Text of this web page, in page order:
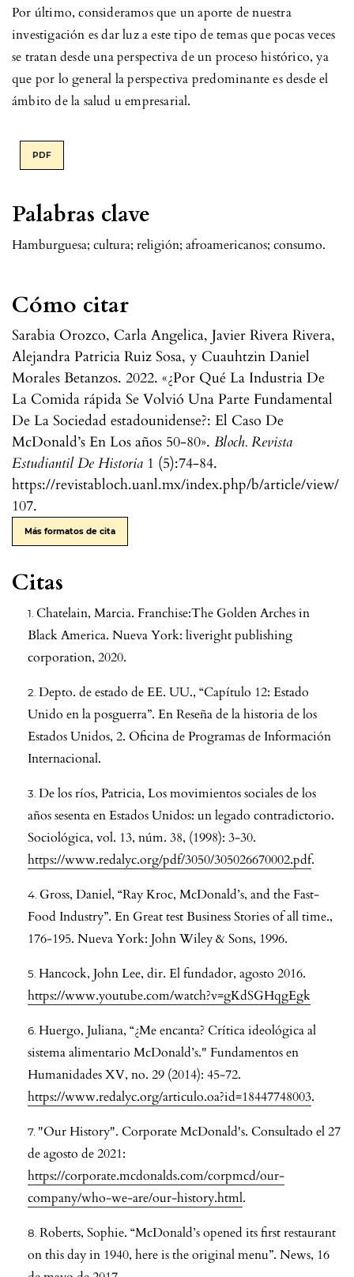
Palabras clave
Hamburguesa; cultura; religión; afroamericanos; consumo.
Cómo citar
Sarabia Orozco, Carla Angelica, Javier Rivera Rivera,
Alejandra Patricia Ruiz Sosa, y Cuauhtzin Daniel
Morales Betanzos. 2022. «¿Por Qué La Industria De
La Comida rápida Se Volvió Una Parte Fundamental
De La Sociedad estadounidense?: El Caso De
McDonald’s En Los años 50-80». Bloch. Revista
Estudiantil De Historia 1 (5):74-84.
https://revistabloch.uanl.mx/index.php/b/article/view/
107.
Más formatos de cita
Por último, consideramos que un aporte de nuestra
investigación es dar luz a este tipo de temas que pocas veces
se tratan desde una perspectiva de un proceso histórico, ya
que por lo general la perspectiva predominante es desde el
ámbito de la salud u empresarial.
PDF
Citas
Chatelain, Marcia. Franchise:The Golden Arches in
Black America. Nueva York: liveright publishing
corporation, 2020.
Depto. de estado de EE. UU., “Capítulo 12: Estado
Unido en la posguerra”. En Reseña de la historia de los
Estados Unidos, 2. Oficina de Programas de Información
Internacional.
De los ríos, Patricia, Los movimientos sociales de los
años sesenta en Estados Unidos: un legado contradictorio.
Sociológica, vol. 13, núm. 38, (1998): 3-30.
https://www.redalyc.org/pdf/3050/305026670002.pdf.
Gross, Daniel, “Ray Kroc, McDonald’s, and the Fast-
Food Industry”. En Great test Business Stories of all time.,
176-195. Nueva York: John Wiley & Sons, 1996.
Hancock, John Lee, dir. El fundador, agosto 2016.
https://www.youtube.com/watch?v=gKdSGHqgEgk
Huergo, Juliana, “¿Me encanta? Crítica ideológica al
sistema alimentario McDonald’s." Fundamentos en
Humanidades XV, no. 29 (2014): 45-72.
https://www.redalyc.org/articulo.oa?id=18447748003.
"Our History". Corporate McDonald's. Consultado el 27
de agosto de 2021:
https://corporate.mcdonalds.com/corpmcd/our-
company/who-we-are/our-history.html.
Roberts, Sophie. “McDonald’s opened its first restaurant
on this day in 1940, here is the original menu”. News, 16